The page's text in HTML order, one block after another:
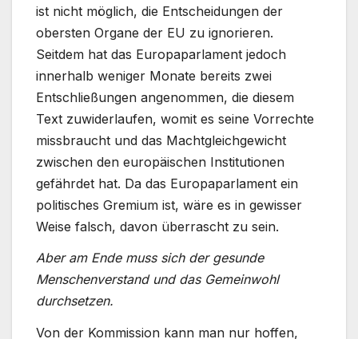
ist nicht möglich, die Entscheidungen der
obersten Organe der EU zu ignorieren.
Seitdem hat das Europaparlament jedoch
innerhalb weniger Monate bereits zwei
Entschließungen angenommen, die diesem
Text zuwiderlaufen, womit es seine Vorrechte
missbraucht und das Machtgleichgewicht
zwischen den europäischen Institutionen
gefährdet hat. Da das Europaparlament ein
politisches Gremium ist, wäre es in gewisser
Weise falsch, davon überrascht zu sein.
Aber am Ende muss sich der gesunde
Menschenverstand und das Gemeinwohl
durchsetzen.
Von der Kommission kann man nur hoffen,